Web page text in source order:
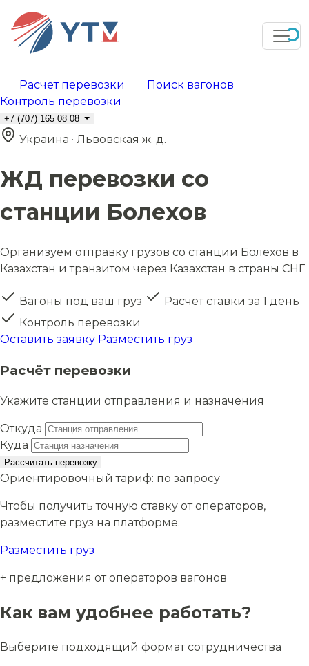
Расчет перевозки
Поиск вагонов
Контроль перевозки
+7 (707) 165 08 08
Украина · Львовская ж. д.
ЖД перевозки со
станции Болехов
Организуем отправку грузов со станции Болехов в
Казахстан и транзитом через Казахстан в страны СНГ
Вагоны под ваш груз
Расчёт ставки за 1 день
Контроль перевозки
Оставить заявку Разместить груз
Расчёт перевозки
Укажите станции отправления и назначения
Откуда
Куда
Рассчитать перевозку
Ориентировочный тариф: по запросу
Чтобы получить точную ставку от операторов,
разместите груз на платформе.
Разместить груз
+ предложения от операторов вагонов
Как вам удобнее работать?
Выберите подходящий формат сотрудничества